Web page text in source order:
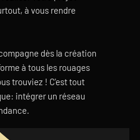
à vous rendre
dès la création
à tous les rouages
trouviez ! C'est tout
intégrer un réseau